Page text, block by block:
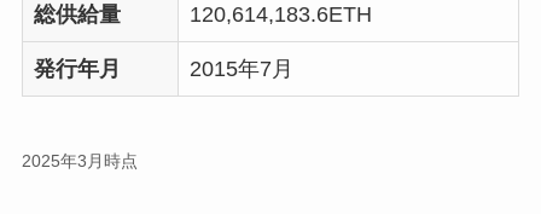
総供給量 120,614,183.6ETH
発行年月 2015年7月
2025年3月時点